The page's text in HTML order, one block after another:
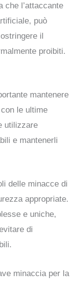
che l’attaccante
può
il
proibiti.
mantenere
le ultime
utilizzare
e mantenerli
delle minacce di
appropriate.
e uniche,
di
minaccia per la